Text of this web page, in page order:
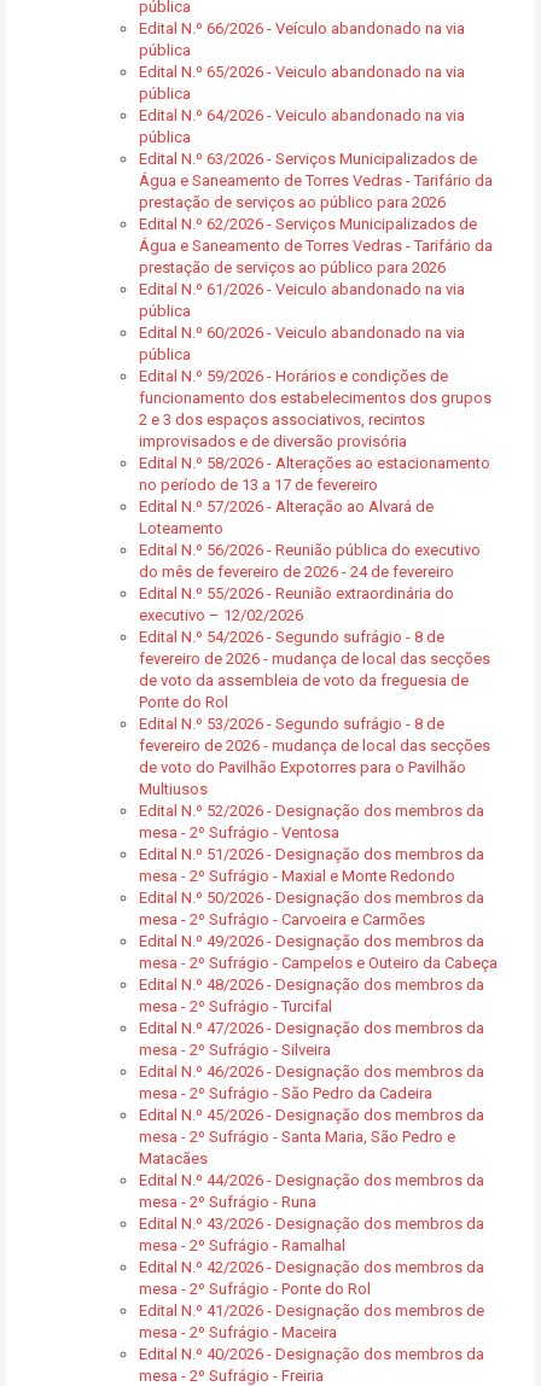
pública
Edital N.º 66/2026 - Veículo abandonado na via
pública
Edital N.º 65/2026 - Veiculo abandonado na via
pública
Edital N.º 64/2026 - Veiculo abandonado na via
pública
Edital N.º 63/2026 - Serviços Municipalizados de
Água e Saneamento de Torres Vedras - Tarifário da
prestação de serviços ao público para 2026
Edital N.º 62/2026 - Serviços Municipalizados de
Água e Saneamento de Torres Vedras - Tarifário da
prestação de serviços ao público para 2026
Edital N.º 61/2026 - Veiculo abandonado na via
pública
Edital N.º 60/2026 - Veiculo abandonado na via
pública
Edital N.º 59/2026 - Horários e condições de
funcionamento dos estabelecimentos dos grupos
2 e 3 dos espaços associativos, recintos
improvisados e de diversão provisória
Edital N.º 58/2026 - Alterações ao estacionamento
no período de 13 a 17 de fevereiro
Edital N.º 57/2026 - Alteração ao Alvará de
Loteamento
Edital N.º 56/2026 - Reunião pública do executivo
do mês de fevereiro de 2026 - 24 de fevereiro
Edital N.º 55/2026 - Reunião extraordinária do
executivo – 12/02/2026
Edital N.º 54/2026 - Segundo sufrágio - 8 de
fevereiro de 2026 - mudança de local das secções
de voto da assembleia de voto da freguesia de
Ponte do Rol
Edital N.º 53/2026 - Segundo sufrágio - 8 de
fevereiro de 2026 - mudança de local das secções
de voto do Pavilhão Expotorres para o Pavilhão
Multiusos
Edital N.º 52/2026 - Designação dos membros da
mesa - 2º Sufrágio - Ventosa
Edital N.º 51/2026 - Designação dos membros da
mesa - 2º Sufrágio - Maxial e Monte Redondo
Edital N.º 50/2026 - Designação dos membros da
mesa - 2º Sufrágio - Carvoeira e Carmões
Edital N.º 49/2026 - Designação dos membros da
mesa - 2º Sufrágio - Campelos e Outeiro da Cabeça
Edital N.º 48/2026 - Designação dos membros da
mesa - 2º Sufrágio - Turcifal
Edital N.º 47/2026 - Designação dos membros da
mesa - 2º Sufrágio - Silveira
Edital N.º 46/2026 - Designação dos membros da
mesa - 2º Sufrágio - São Pedro da Cadeira
Edital N.º 45/2026 - Designação dos membros da
mesa - 2º Sufrágio - Santa Maria, São Pedro e
Matacães
Edital N.º 44/2026 - Designação dos membros da
mesa - 2º Sufrágio - Runa
Edital N.º 43/2026 - Designação dos membros da
mesa - 2º Sufrágio - Ramalhal
Edital N.º 42/2026 - Designação dos membros da
mesa - 2º Sufrágio - Ponte do Rol
Edital N.º 41/2026 - Designação dos membros de
mesa - 2º Sufrágio - Maceira
Edital N.º 40/2026 - Designação dos membros da
mesa - 2º Sufrágio - Freiria